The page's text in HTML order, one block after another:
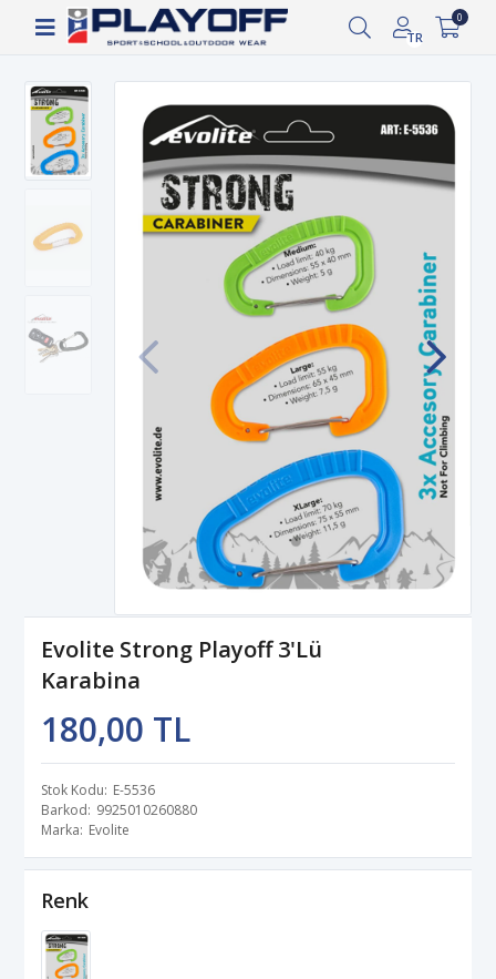
Siparişin 2-8 iş günü arasında kargoya verilecektir.
1.000 TL ve üzeri ücretsiz kargo!
TR
0
Evolite Strong Playoff 3'Lü
Karabina
180,00 TL
Stok Kodu E-5536
Barkod 9925010260880
Marka Evolite
Renk